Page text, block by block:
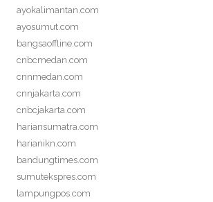
ayokalimantan.com
ayosumut.com
bangsaoffline.com
cnbcmedan.com
cnnmedan.com
cnnjakarta.com
cnbcjakarta.com
hariansumatra.com
harianikn.com
bandungtimes.com
sumutekspres.com
lampungpos.com